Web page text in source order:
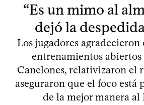
“Es un mimo al
dejó la
Los jugadores agradecieron
entrenamientos abiertos
Canelones, relativizaron el
aseguraron que el foco está
de la mejor manera